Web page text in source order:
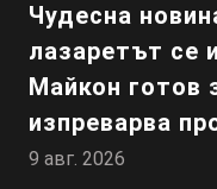
Чудесна
лазаретът се
Майкон готов
изпреварва
9 авг. 2026